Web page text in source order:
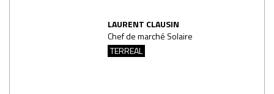
LAURENT CLAUSIN
Chef de marché Solaire
TERREAL